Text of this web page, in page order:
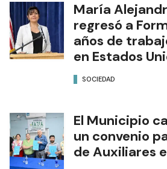
María
regresó a
años de
en Estados
SOCIEDAD
El Municipio
un convenio
de Auxiliares